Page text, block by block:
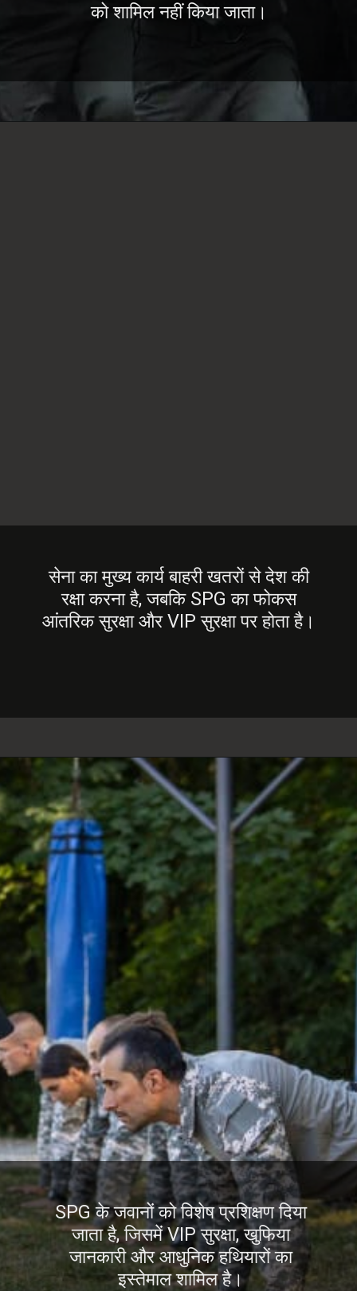
को शामिल नहीं किया जाता।
सेना का मुख्य कार्य बाहरी खतरों से देश की
रक्षा करना है, जबकि SPG का फोकस
SPG के जवानों को विशेष प्रशिक्षण दिया
जाता है, जिसमें VIP सुरक्षा, खुफिया
जानकारी और आधुनिक हथियारों का
इस्तेमाल शामिल है।